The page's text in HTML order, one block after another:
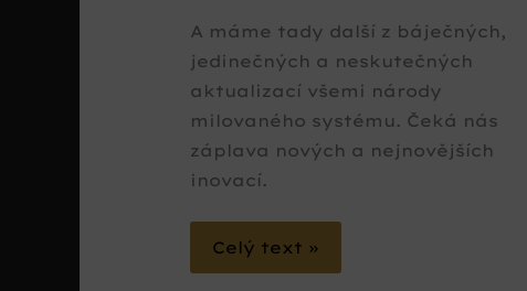
A máme tady další z báječných,
jedinečných a neskutečných
aktualizací všemi národy
milovaného systému. Čeká nás
záplava nových a nejnovějších
inovací.
Celý text »